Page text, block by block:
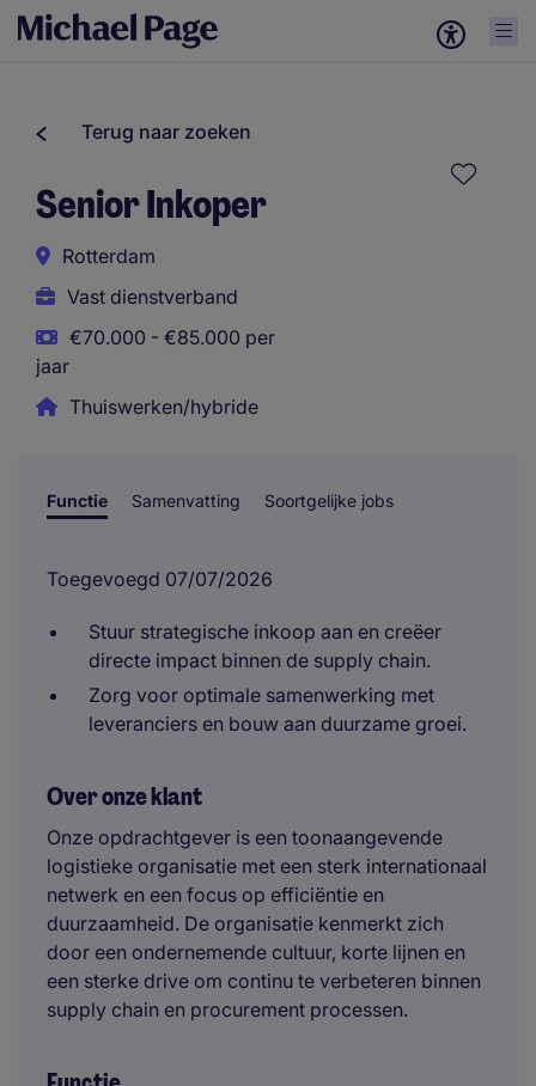
Terug naar zoeken
Senior Inkoper
Rotterdam
Vast dienstverband
€70.000 - €85.000 per
jaar
Thuiswerken/hybride
Functie Samenvatting Soortgelijke jobs
Toegevoegd 07/07/2026
Stuur strategische inkoop aan en creëer
directe impact binnen de supply chain.
Zorg voor optimale samenwerking met
leveranciers en bouw aan duurzame groei.
Over onze klant
Onze opdrachtgever is een toonaangevende
logistieke organisatie met een sterk internationaal
netwerk en een focus op efficiëntie en
duurzaamheid. De organisatie kenmerkt zich
door een ondernemende cultuur, korte lijnen en
een sterke drive om continu te verbeteren binnen
supply chain en procurement processen.